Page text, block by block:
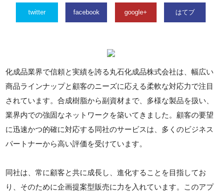
twitter facebook google+ はてブ
化成品業界で信頼と実績を誇る丸石化成品株式会社は、幅広い
商品ラインナップと顧客のニーズに応える柔軟な対応力で注目
されています。合成樹脂から副資材まで、多様な製品を扱い、
業界内での強固なネットワークを築いてきました。顧客の要望
に迅速かつ的確に対応する同社のサービスは、多くのビジネス
パートナーから高い評価を受けています。
同社は、常に顧客と共に成長し、進化することを目指してお
り、そのために企画提案型販売に力を入れています。このアプ